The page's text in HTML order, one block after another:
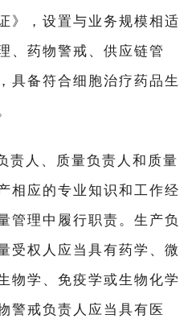
》，设置与业务规模相适
、药物警戒、供应链管
具备符合细胞治疗药品生
责人、质量负责人和质量
相应的专业知识和工作经
管理中履行职责。生产负
受权人应当具有药学、微
物学、免疫学或生物化学
警戒负责人应当具有医